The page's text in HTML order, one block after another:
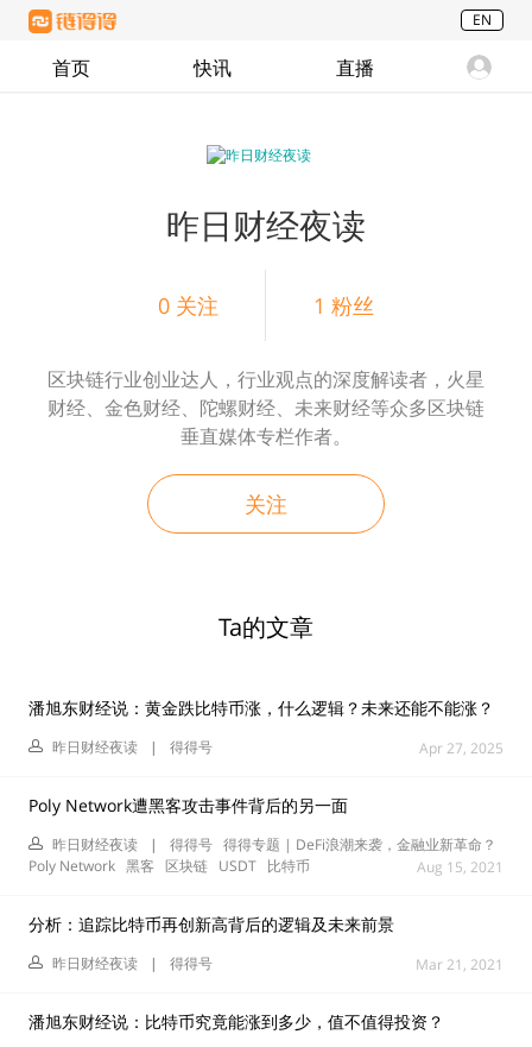
EN
首页 快讯 直播
昨日财经夜读
0 关注 1 粉丝
区块链行业创业达人，行业观点的深度解读者，火星
财经、金色财经、陀螺财经、未来财经等众多区块链
垂直媒体专栏作者。
关注
Ta的文章
潘旭东财经说：黄金跌比特币涨，什么逻辑？未来还能不能涨？
昨日财经夜读 | 得得号 Apr 27, 2025
Poly Network遭黑客攻击事件背后的另一面
昨日财经夜读 | 得得号 得得专题 | DeFi浪潮来袭，金融业新革命？
Poly Network 黑客 区块链 USDT 比特币 Aug 15, 2021
分析：追踪比特币再创新高背后的逻辑及未来前景
昨日财经夜读 | 得得号 Mar 21, 2021
潘旭东财经说：比特币究竟能涨到多少，值不值得投资？